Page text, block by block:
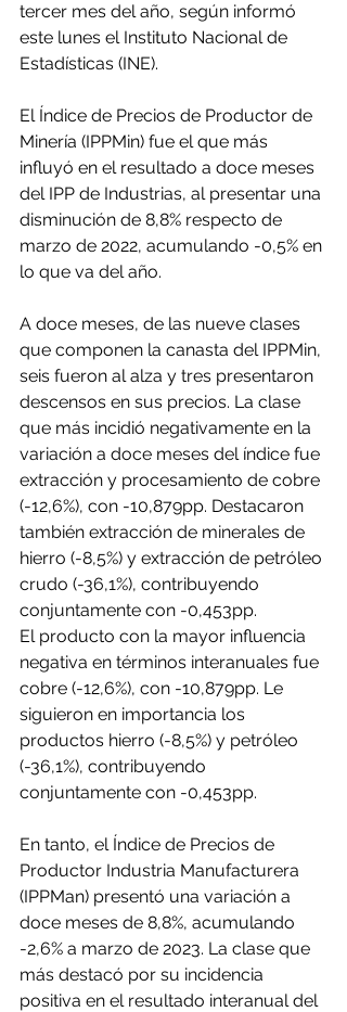
tercer mes del año, según informó
este lunes el Instituto Nacional de
Estadísticas (INE).
El Índice de Precios de Productor de
Minería (IPPMin) fue el que más
influyó en el resultado a doce meses
del IPP de Industrias, al presentar una
disminución de 8,8% respecto de
marzo de 2022, acumulando -0,5% en
lo que va del año.
A doce meses, de las nueve clases
que componen la canasta del IPPMin,
seis fueron al alza y tres presentaron
descensos en sus precios. La clase
que más incidió negativamente en la
variación a doce meses del índice fue
extracción y procesamiento de cobre
(-12,6%), con -10,879pp. Destacaron
también extracción de minerales de
hierro (-8,5%) y extracción de petróleo
crudo (-36,1%), contribuyendo
conjuntamente con -0,453pp.
El producto con la mayor influencia
negativa en términos interanuales fue
cobre (-12,6%), con -10,879pp. Le
siguieron en importancia los
productos hierro (-8,5%) y petróleo
(-36,1%), contribuyendo
conjuntamente con -0,453pp.
En tanto, el Índice de Precios de
Productor Industria Manufacturera
(IPPMan) presentó una variación a
doce meses de 8,8%, acumulando
-2,6% a marzo de 2023. La clase que
más destacó por su incidencia
positiva en el resultado interanual del